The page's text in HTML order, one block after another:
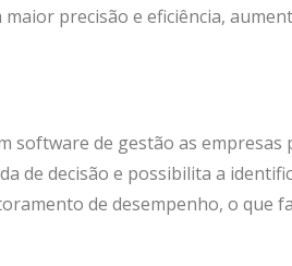
maior precisão e eficiência,
software de gestão as
de decisão e possibilita a
de desempenho, o que